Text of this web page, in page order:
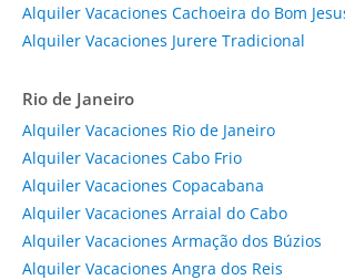
Alquiler Vacaciones Cachoeira do Bom
Alquiler Vacaciones Jurere Tradicional
Rio de Janeiro
Alquiler Vacaciones Rio de Janeiro
Alquiler Vacaciones Cabo Frio
Alquiler Vacaciones Copacabana
Alquiler Vacaciones Arraial do Cabo
Alquiler Vacaciones Armação dos Búzios
Alquiler Vacaciones Angra dos Reis